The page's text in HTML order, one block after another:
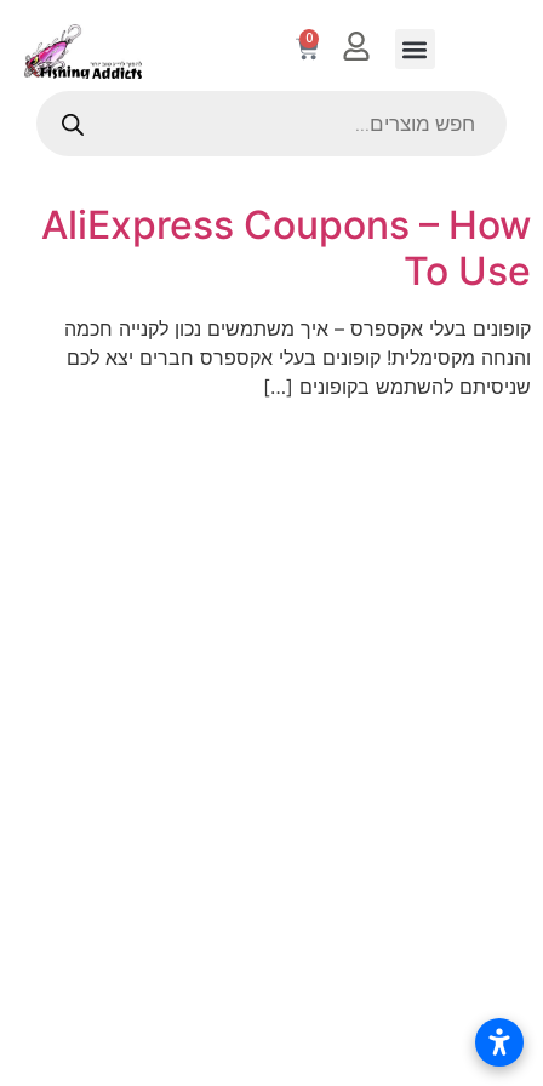
0
AliExpress Coupons – How
To Use
קופונים בעלי אקספרס – איך משתמשים נכון לקנייה חכמה
והנחה מקסימלית! קופונים בעלי אקספרס חברים יצא לכם
שניסיתם להשתמש בקופונים […]